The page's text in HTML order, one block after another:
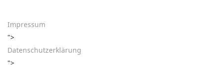
Impressum
">
Datenschutzerklärung
">